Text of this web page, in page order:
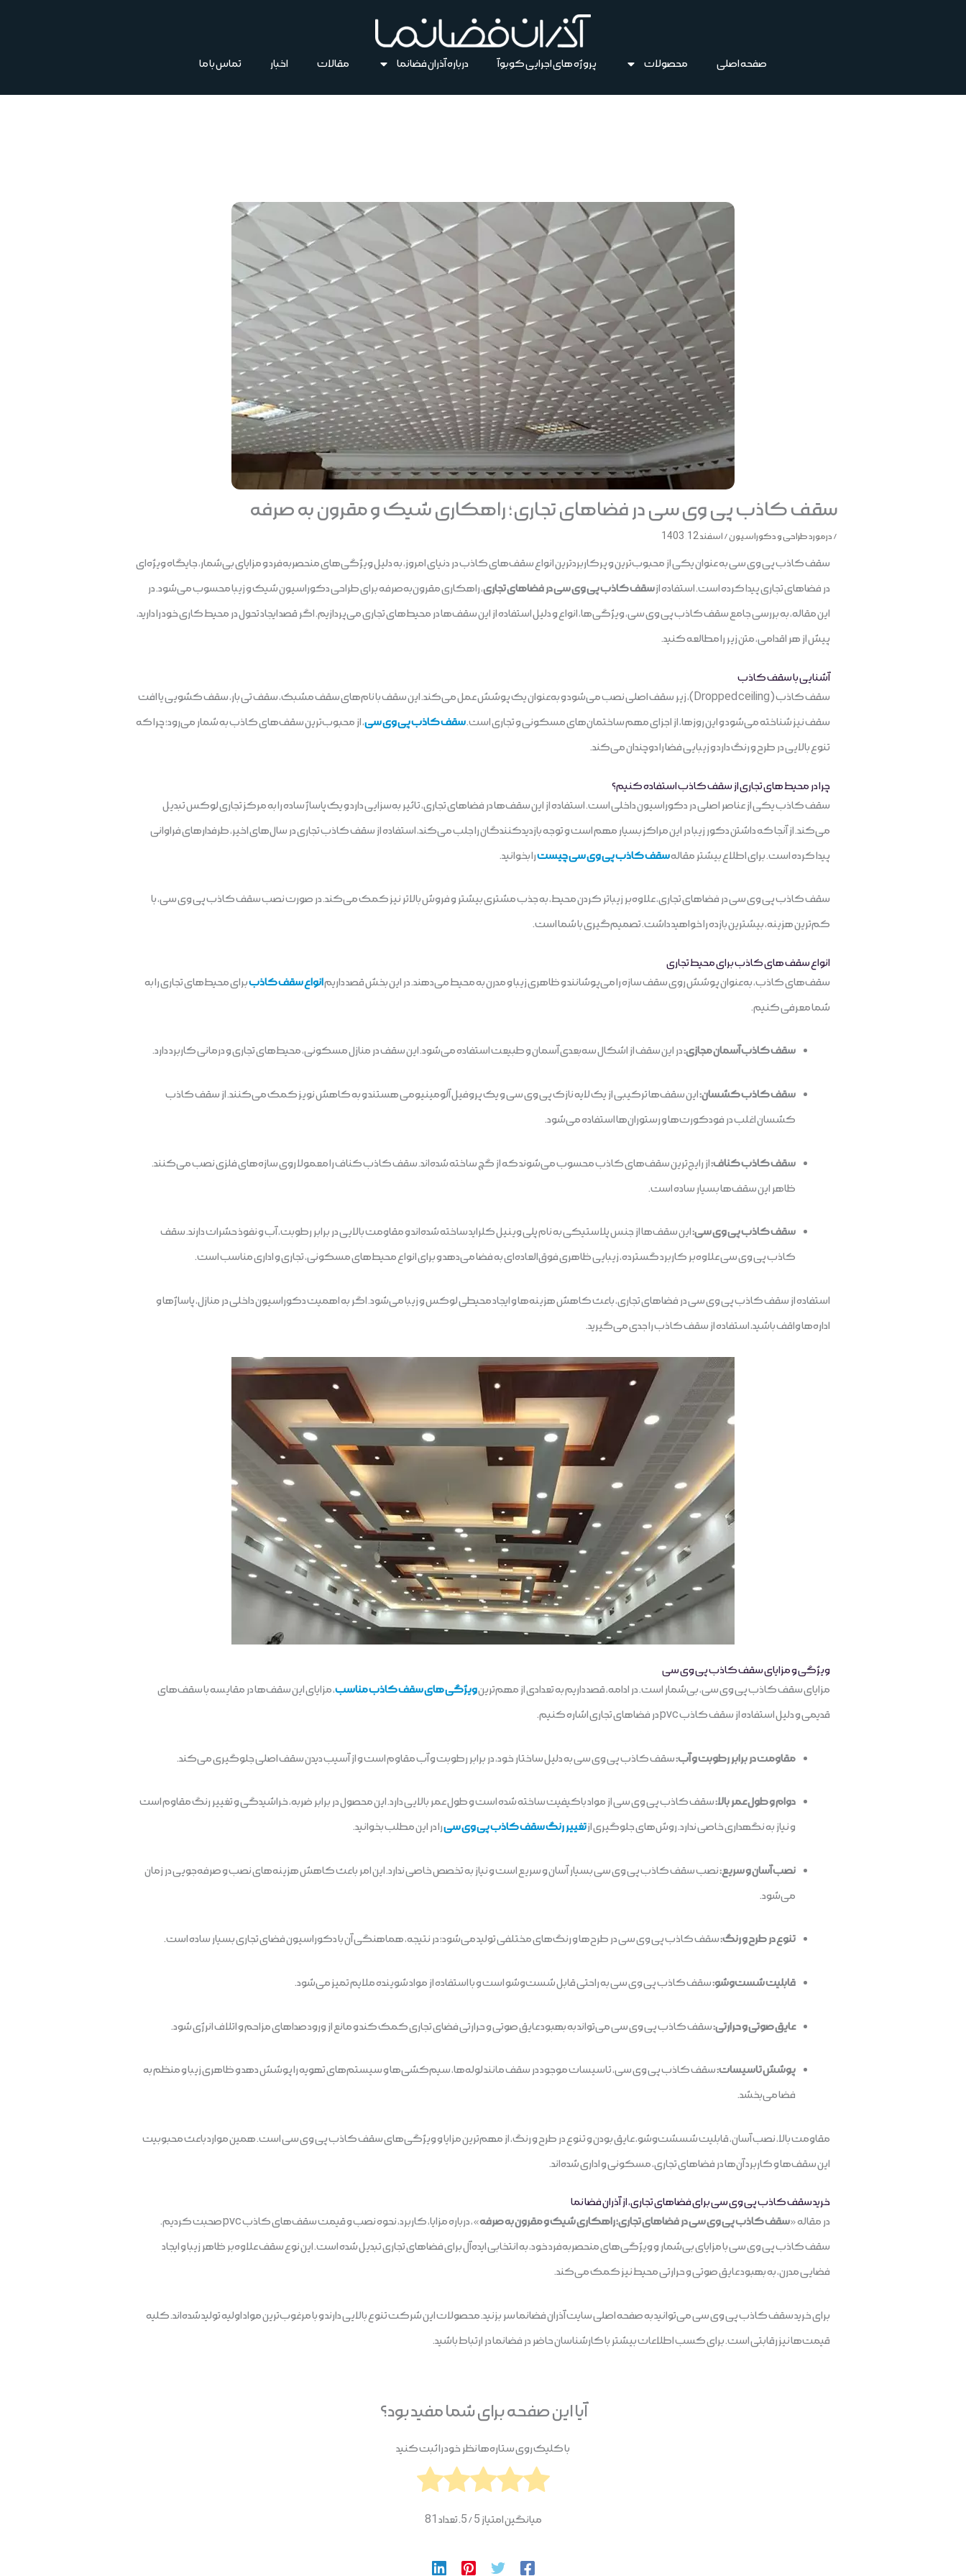
صفحه اصلی
محصولات پروژه های اجرایی کوبوآ درباره آذران فضانما مقالات اخبار تماس با ما
سقف کاذب پی وی سی در فضاهای تجاری؛ راهکاری شیک و مقرون به صرفه
/درمورد طراحی و دکوراسیون/اسفند 12, 1403
سقف کاذب پی وی سی به عنوان یکی از محبوب‌ترین و پرکاربردترین انواع سقف‌های کاذب در دنیای امروز، به دلیل ویژگی‌های منحصربه‌فرد و مزایای بی‌شمار، جایگاه ویژه‌ای
در فضاهای تجاری پیدا کرده است. استفاده ازسقف کاذب پی وی سی در فضاهای تجاری، راهکاری مقرون‌به‌صرفه برای طراحی دکوراسیون شیک و زیبا محسوب می‌شود. در
این مقاله، به بررسی جامع سقف کاذب پی وی سی، ویژگی‌ها، انواع و دلیل استفاده از این سقف‌ها در محیط‌های تجاری می‌پردازیم. اگر قصد ایجاد تحول در محیط کاری خود را دارید،
پیش از هر اقدامی، متن زیر را مطالعه کنید.
آشنایی با سقف کاذب
سقف کاذب (Dropped ceiling)، زیر سقف اصلی نصب می‌شود و به‌عنوان یک پوشش عمل می‌کند. این سقف با نام‌های سقف مشبک، سقف تی بار، سقف کشویی یا افت
سقف نیز شناخته می‌شود و این روزها، از اجزای مهم ساختمان‌های مسکونی و تجاری است.سقف کاذب پی وی سی، از محبوب‌ترین سقف‌های کاذب به شمار می‌رود؛ چرا که
تنوع بالایی در طرح و رنگ دارد و زیبایی فضا را دو‌چندان می‌کند.
چرا در محیط های تجاری از سقف کاذب استفاده کنیم؟
سقف کاذب یکی از عناصر اصلی در دکوراسیون داخلی است. استفاده از این سقف‌ها در فضاهای تجاری، تاثیر به‌سزایی دارد و یک پاساژ ساده را به مرکز تجاری لوکس تبدیل
می‌کند. از آنجا که داشتن دکور زیبا در این مراکز بسیار مهم است و توجه بازدیدکنندگان را جلب می‌کند، استفاده از سقف کاذب تجاری در سال‌های اخیر، طرفدارهای فراوانی
پیدا کرده است. برای اطلاع بیشتر مقالهسقف کاذب پی وی سی چیسترا بخوانید.
سقف کاذب پی وی سی در فضاهای تجاری، علاوه‌بر زیباتر کردن محیط، به جذب مشتری بیشتر و فروش بالاتر نیز کمک می‌کند. در صورت نصب سقف کاذب پی وی سی، با
کم‌ترین هزینه، بیشترین بازده را خواهید داشت. تصمیم‌گیری با شما است.
انواع سقف های کاذب برای محیط تجاری
سقف‌های کاذب، به‌عنوان پوشش روی سقف سازه را می‌پوشانند و ظاهری زیبا و مدرن به محیط می‌دهند. در این بخش قصد داریمانواع سقف کاذببرای محیط‌های تجاری را به
شما معرفی کنیم.
سقف کاذب آسمان مجازی:در این سقف از اشکال سه‌بعدی آسمان و طبیعت استفاده می‌شود. این سقف در منازل مسکونی، محیط‌های تجاری و درمانی کاربرد دارد.
سقف کاذب کشسان:این سقف‌ها ترکیبی از یک لایه نازک پی وی سی و یک پروفیل آلومینیومی هستند و به کاهش نویز کمک می‌کنند. از سقف کاذب
کشسان اغلب در فودکورت‌ها و رستوران‌ها استفاده می‌شود.
سقف کاذب کناف:از رایج‌ترین سقف‌های کاذب محسوب می‌شوند که از گچ ساخته شده‌اند. سقف کاذب کناف را معمولا روی سازه‌های فلزی نصب می‌کنند.
ظاهر این سقف‌ها بسیار ساده است.
سقف کاذب پی وی سی:این سقف‌ها از جنس پلاستیکی به نام پلی وینیل کلراید ساخته شده‌اند و مقاومت بالایی در برابر رطوبت، آب و نفوذ حشرات دارند. سقف
کاذب پی وی سی علاوه‌بر کاربرد گسترده، زیبایی ظاهری فوق‌العاده‌ای به فضا می‌دهد و برای انواع محیط‌های مسکونی، تجاری و اداری مناسب است.
استفاده از سقف کاذب پی وی سی در فضاهای تجاری، باعث کاهش هزینه‌ها و ایجاد محیطی لوکس و زیبا می‌شود. اگر به اهمیت دکوراسیون داخلی در منازل، پاساژها و
اداره‌ها واقف باشید، استفاده از سقف کاذب را جدی می‌گیرید.
ویژگی و مزایای سقف کاذب پی وی سی
مزایای سقف کاذب پی وی سی، بی‌شمار است. در ادامه، قصد داریم به تعدادی از مهم‌ترینویژگی های سقف کاذب مناسب، مزایای این سقف‌ها در مقایسه با سقف‌های
قدیمی و دلیل استفاده از سقف کاذب pvc در فضاهای تجاری اشاره کنیم.
مقاومت در برابر رطوبت و آب:سقف کاذب پی وی سی به دلیل ساختار خود، در برابر رطوبت و آب مقاوم است و از آسیب دیدن سقف اصلی جلوگیری می‌کند.
دوام و طول عمر بالا:سقف کاذب پی وی سی از مواد باکیفیت ساخته شده است و طول عمر بالایی دارد. این محصول در برابر ضربه، خراشیدگی و تغییر رنگ مقاوم است
و نیاز به نگهداری خاصی ندارد. روش‌های جلوگیری ازتغییر رنگ سقف کاذب پی وی سیرا در این مطلب بخوانید.
نصب آسان و سریع:نصب سقف کاذب پی وی سی بسیار آسان و سریع است و نیاز به تخصص خاصی ندارد. این امر باعث کاهش هزینه‌های نصب و صرفه‌جویی در زمان
می‌شود.
تنوع در طرح و رنگ:سقف کاذب پی وی سی در طرح‌ها و رنگ‌های مختلفی تولید می‌شود؛ در نتیجه، هماهنگی آن با دکوراسیون فضای تجاری بسیار ساده است.
قابلیت شست‌و‌شو:سقف کاذب پی وی سی به راحتی قابل شست‌و‌شو است و با استفاده از مواد شوینده ملایم تمیز می‌شود.
عایق صوتی و حرارتی:سقف کاذب پی وی سی می‌تواند به بهبود عایق صوتی و حرارتی فضای تجاری کمک کند و مانع از ورود صداهای مزاحم و اتلاف انرژی شود.
پوشش تاسیسات:سقف کاذب پی وی سی، تاسیسات موجود در سقف مانند لوله‌ها، سیم‌کشی‌ها و سیستم‌های تهویه را پوشش دهد و ظاهری زیبا و منظم به
فضا می‌بخشد.
مقاومت بالا، نصب آسان، قابلیت شسشت‌و‌شو، عایق بودن و تنوع در طرح و رنگ، از مهم‌ترین مزایا و ویژگی‌های سقف کاذب پی وی سی است. همین موارد باعث محبوبیت
این سقف‌ها و کاربرد آن‌ها در فضاهای تجاری، مسکونی و اداری شده‌اند.
خرید سقف کاذب پی وی سی برای فضاهای تجاری، از آذران فضا نما
در مقاله «سقف کاذب پی وی سی در فضاهای تجاری؛ راهکاری شیک و مقرون به صرفه
»، درباره مزایا، کاربرد، نحوه نصب و قیمت سقف‌های کاذب pvc صحبت کردیم.
سقف کاذب پی وی سی با مزایای بی‌شمار و ویژگی‌های منحصربه‌فرد خود، به انتخابی ایده‌آل برای فضاهای تجاری تبدیل شده است. این نوع سقف علاوه‌بر ظاهر زیبا و ایجاد
فضایی مدرن، به بهبود عایق صوتی و حرارتی محیط نیز کمک می‌کند.
برای خرید سقف کاذب پی وی سی می‌توانید به صفحه اصلی سایت آذران فضانما سر بزنید. محصولات این شرکت تنوع بالایی دارند و با مرغوب‌ترین مواد اولیه تولید شده‌اند. کلیه
قیمت‌ها نیز رقابتی است. برای کسب اطلاعات بیشتر با کارشناسان حاضر در فضا‌نما در ارتباط باشید.
آیا این صفحه برای شما مفید بود؟
با کلیک روی ستاره‌ها نظر خود را ثبت کنید
میانگین امتیاز 5/ 5. تعداد 81